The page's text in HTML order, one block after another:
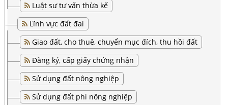
Luật sư tư vấn thừa kế
Lĩnh vực đất đai
Giao đất, cho thuê, chuyển mục đích, thu hồi đất
Đăng ký, cấp giấy chứng nhận
Sử dụng đất nông nghiệp
Sử dụng đất phi nông nghiệp